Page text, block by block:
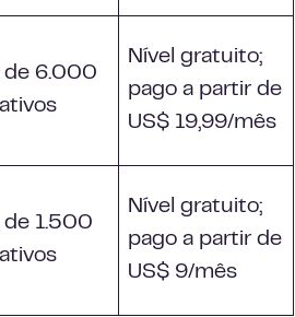
de 6.000
Nível gratuito;
pago a partir de
US$ 19,99/mês
de 1.500
Nível gratuito;
pago a partir de
US$ 9/mês